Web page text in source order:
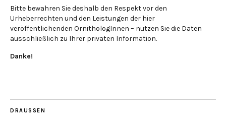
Bitte bewahren Sie deshalb den Respekt vor den
Urheberrechten und den Leistungen der hier
veröffentlichenden OrnithologInnen – nutzen Sie die Daten
ausschließlich zu Ihrer privaten Information.
Danke!
DRAUSSEN